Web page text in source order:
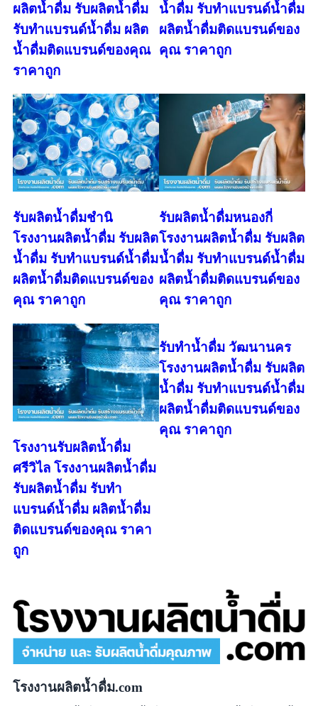
ผลิตน้ำดื่ม รับผลิตน้ำดื่ม
รับทำแบรนด์น้ำดื่ม ผลิต
น้ำดื่มติดแบรนด์ของคุณ
ราคาถูก
น้ำดื่ม รับทำแบรนด์น้ำดื่ม
ผลิตน้ำดื่มติดแบรนด์ของ
คุณ ราคาถูก
รับผลิตน้ำดื่มชำนิ
โรงงานผลิตน้ำดื่ม รับผลิต
น้ำดื่ม รับทำแบรนด์น้ำดื่ม
ผลิตน้ำดื่มติดแบรนด์ของ
คุณ ราคาถูก
รับผลิตน้ำดื่มหนองกี่
โรงงานผลิตน้ำดื่ม รับผลิต
น้ำดื่ม รับทำแบรนด์น้ำดื่ม
ผลิตน้ำดื่มติดแบรนด์ของ
คุณ ราคาถูก
โรงงานรับผลิตน้ำดื่ม
ศรีวิไล โรงงานผลิตน้ำดื่ม
รับผลิตน้ำดื่ม รับทำ
แบรนด์น้ำดื่ม ผลิตน้ำดื่ม
ติดแบรนด์ของคุณ ราคา
ถูก
รับทำน้ำดื่ม วัฒนานคร
โรงงานผลิตน้ำดื่ม รับผลิต
น้ำดื่ม รับทำแบรนด์น้ำดื่ม
ผลิตน้ำดื่มติดแบรนด์ของ
คุณ ราคาถูก
โรงงานผลิตน้ำดื่ม.com